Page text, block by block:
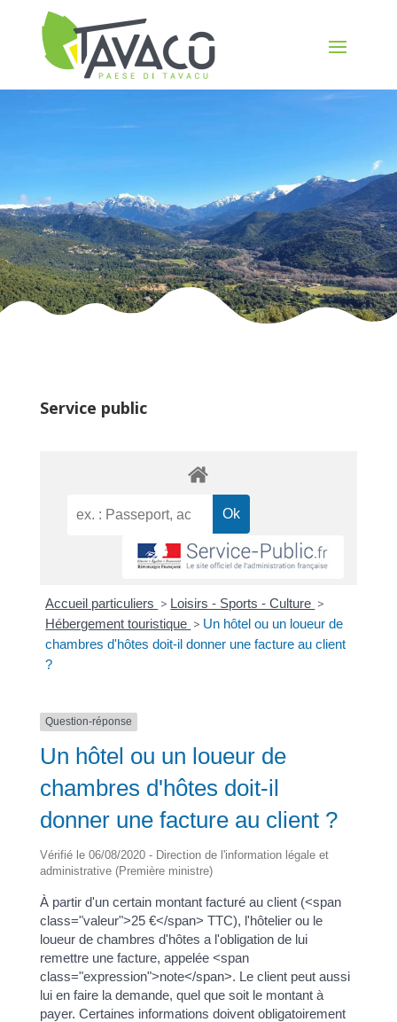
Service public
Accueil particuliers > Loisirs - Sports - Culture >
Hébergement touristique > Un hôtel ou un loueur de
chambres d'hôtes doit-il donner une facture au client
?
Question-réponse
Un hôtel ou un loueur de
chambres d'hôtes doit-il
donner une facture au client ?
Vérifié le 06/08/2020 - Direction de l'information légale et
administrative (Première ministre)
À partir d'un certain montant facturé au client (<span
class="valeur">25 €</span> TTC), l'hôtelier ou le
loueur de chambres d'hôtes a l'obligation de lui
remettre une facture, appelée <span
class="expression">note</span>. Le client peut aussi
lui en faire la demande, quel que soit le montant à
payer. Certaines informations doivent obligatoirement